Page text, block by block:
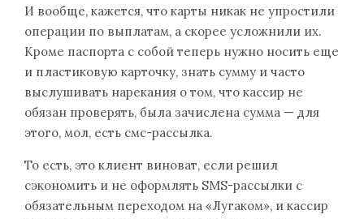
И вообще, кажется, что карты никак не упростили
операции по выплатам, а скорее усложнили их.
Кроме паспорта с собой теперь нужно носить еще
и пластиковую карточку, знать сумму и часто
выслушивать нарекания о том, что кассир не
обязан проверять, была зачислена сумма — для
этого, мол, есть смс-рассылка.
То есть, это клиент виноват, если решил
сэкономить и не оформлять SMS-рассылки с
обязательным переходом на «Лугаком», и кассир